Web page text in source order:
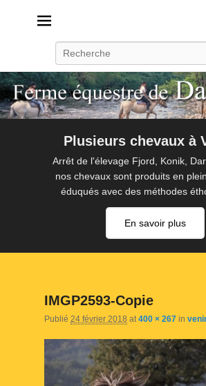
Plusieurs chevaux à
Arrêt de l'élevage Fjord, Konik,
nos chevaux sont produits en
éduqués avec des méthodes
En savoir plus
IMGP2593-Copie
Publié 24 février 2018 at 400 × 267 in